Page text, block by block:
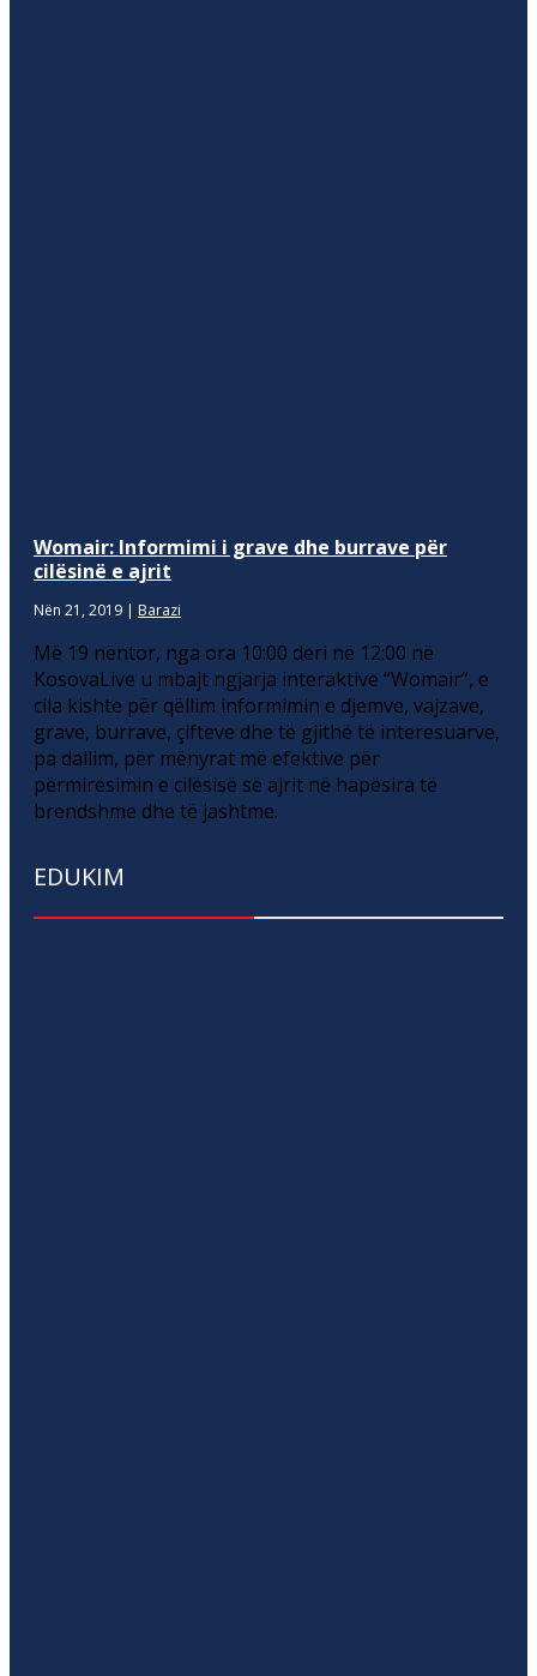
Womair: Informimi i grave dhe burrave për
cilësinë e ajrit
Nën 21, 2019 | Barazi
Më 19 nëntor, nga ora 10:00 deri në 12:00 në
KosovaLive u mbajt ngjarja interaktive “Womair”, e
cila kishte për qëllim informimin e djemve, vajzave,
grave, burrave, çifteve dhe të gjithë të interesuarve,
pa dallim, për mënyrat më efektive për
përmirësimin e cilësisë së ajrit në hapësira të
brendshme dhe të jashtme.
EDUKIM